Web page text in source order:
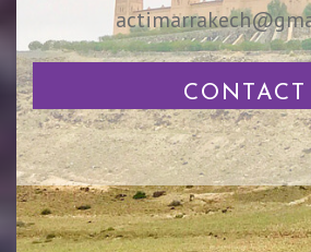
CONTACT